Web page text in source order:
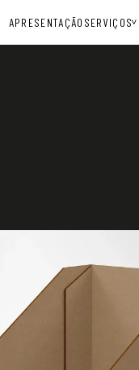
APRESENTAÇÃO SERVIÇOS